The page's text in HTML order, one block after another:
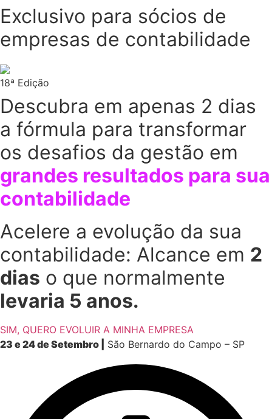
Ir
para
o
Exclusivo para sócios de
empresas de contabilidade
18ª Edição
Descubra em apenas 2 dias
a fórmula para transformar
os desafios da gestão em
grandes resultados para sua
contabilidade
Acelere a evolução da sua
contabilidade: Alcance em 2
dias o que normalmente
levaria 5 anos.
SIM, QUERO EVOLUIR A MINHA EMPRESA
23 e 24 de Setembro |
São Bernardo do Campo – SP